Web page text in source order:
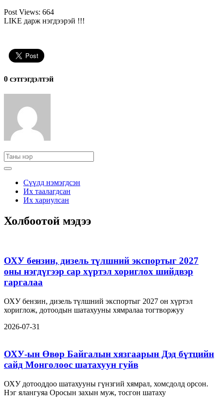
Post Views: 664
LIKE дарж нэгдээрэй !!!
0 cэтгэгдэлтэй
Сүүлд нэмэгдсэн
Их таалагдсан
Их хариулсан
Холбоотой мэдээ
ОХУ бензин, дизель түлшний экспортыг 2027
оны нэгдүгээр сар хүртэл хориглох шийдвэр
гаргалаа
ОХУ бензин, дизель түлшний экспортыг 2027 он хүртэл
хориглож, дотоодын шатахууны хямралаа тогтворжуу
2026-07-31
ОХУ-ын Өвөр Байгалын хязгаарын Дэд бүтцийн
сайд Монголоос шатахуун гуйв
ОХУ дотооддоо шатахууны гүнзгий хямрал, хомсдолд орсон.
Нэг ялангуяа Оросын захын муж, тосгон шатаху